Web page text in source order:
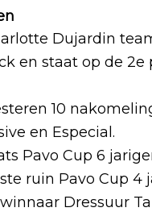
Dujardin
en staat op de
10
en Especial.
Pavo Cup 6
ruin Pavo Cup 4
Dressuur